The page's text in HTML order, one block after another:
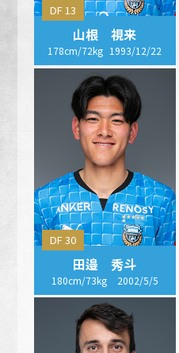
DF 13
山根 視来
178cm/72kg 1993/12/22
DF 30
田邉 秀斗
180cm/73kg 2002/5/5